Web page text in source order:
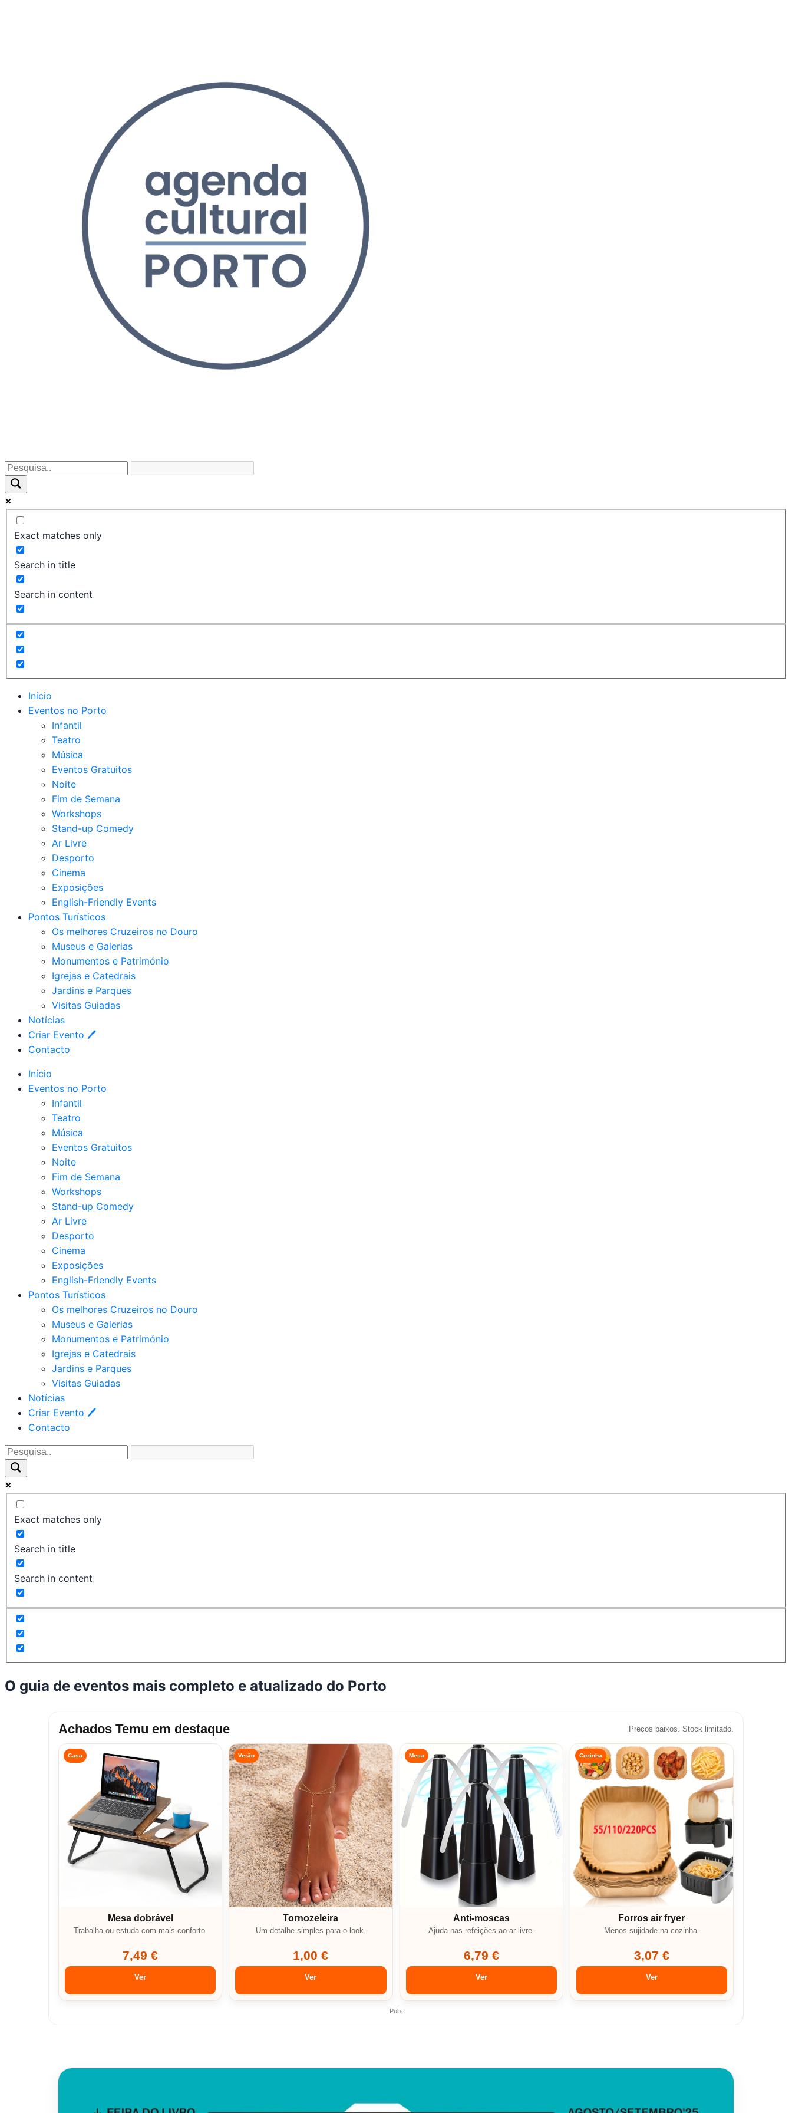
Exact matches only
Search in title
Search in content
Início
Eventos no Porto
Infantil
Teatro
Música
Eventos Gratuitos
Noite
Fim de Semana
Workshops
Stand-up Comedy
Ar Livre
Desporto
Cinema
Exposições
English-Friendly Events
Pontos Turísticos
Os melhores Cruzeiros no Douro​
Museus e Galerias
Monumentos e Património
Igrejas e Catedrais
Jardins e Parques
Visitas Guiadas
Notícias
Criar Evento 🖊
Contacto
Início
Eventos no Porto
Infantil
Teatro
Música
Eventos Gratuitos
Noite
Fim de Semana
Workshops
Stand-up Comedy
Ar Livre
Desporto
Cinema
Exposições
English-Friendly Events
Pontos Turísticos
Os melhores Cruzeiros no Douro​
Museus e Galerias
Monumentos e Património
Igrejas e Catedrais
Jardins e Parques
Visitas Guiadas
Notícias
Criar Evento 🖊
Contacto
Exact matches only
Search in title
Search in content
O guia de eventos mais completo e atualizado do Porto
Achados Temu em destaque Preços baixos. Stock limitado.
Casa
Mesa dobrável
Trabalha ou estuda com mais conforto.
7,49 €
Ver
Verão
Tornozeleira
Um detalhe simples para o look.
1,00 €
Ver
Mesa
Anti-moscas
Ajuda nas refeições ao ar livre.
6,79 €
Ver
Cozinha
Forros air fryer
Menos sujidade na cozinha.
3,07 €
Ver
Pub.